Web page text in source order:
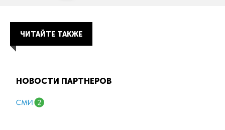
ЧИТАЙТЕ ТАКЖЕ
НОВОСТИ ПАРТНЕРОВ